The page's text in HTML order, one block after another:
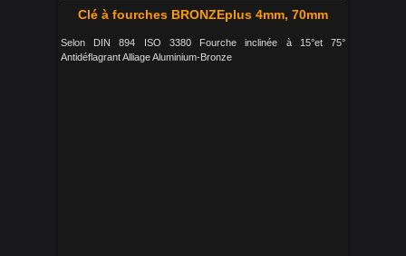
Clé à fourches BRONZEplus 4mm, 70mm
Selon DIN 894 ISO 3380 Fourche inclinée à 15°et 75°
Antidéflagrant Alliage Aluminium-Bronze